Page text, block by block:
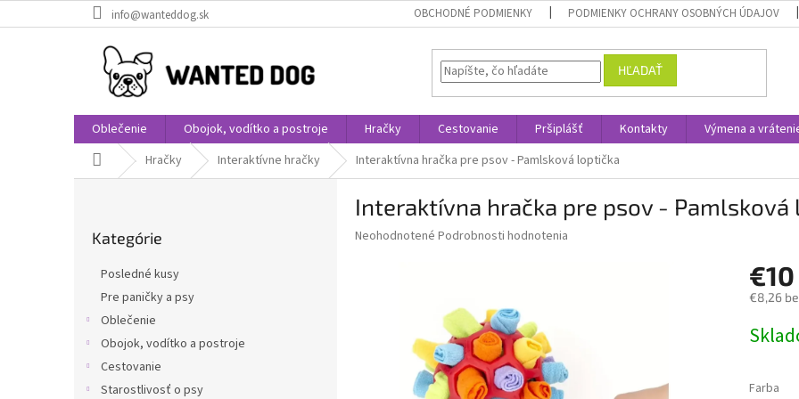
na
info@wanteddog.sk OBCHODNÉ PODMIENKY PODMIENKY OCHRANY OSOBNÝCH ÚDAJOV
HĽADAŤ
Oblečenie Obojok, vodítko a postroje Hračky Cestovanie Pršiplášť Kontakty Výmena a
DomovHračky Interaktívne hračky Interaktívna hračka pre psov - Pamlsková loptička
kategórie
Kategórie
Posledné kusy
Pre paničky a psy
Oblečenie
Obojok, vodítko a postroje
Cestovanie
Starostlivosť o psy
Interaktívna hračka pre psov - Pamlsková
Priemerné
hviezdičiek.
Neohodnotené Podrobnosti hodnotenia
€10
€8,26
cena:
Farba